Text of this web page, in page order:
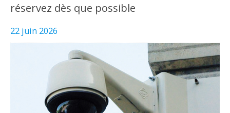
réservez dès que possible
22 juin 2026